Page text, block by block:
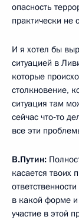
опасность
практически не
И я хотел бы
ситуацией в
которые
столкновение,
ситуация там
сейчас что‑то
все эти
В.Путин:
касается твоих
в какой форме
участие в этой